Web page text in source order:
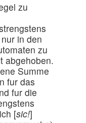
zu
in den
zu
abgehoben.
Summe
fur das
fur die
[sic!]